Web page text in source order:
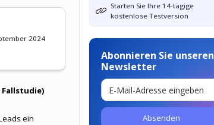
2024
ein
Starten Sie Ihre 14-tägige
kostenlose Testversion
Abonnieren Sie unseren
Newsletter
Absenden